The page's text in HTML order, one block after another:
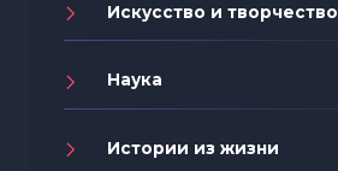
Искусство и творчество
Наука
Истории из жизни